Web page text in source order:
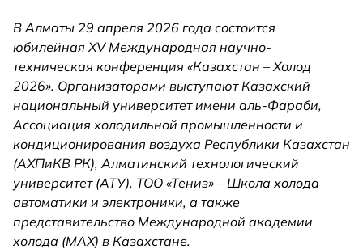
В Алматы 29 апреля 2026 года состоится
юбилейная XV Международная научно-
техническая конференция «Казахстан – Холод
2026». Организаторами выступают Казахский
национальный университет имени аль-Фараби,
Ассоциация холодильной промышленности и
кондиционирования воздуха Республики Казахстан
(АХПиКВ РК), Алматинский технологический
университет (АТУ), ТОО «Тениз» – Школа холода
автоматики и электроники, а также
представительство Международной академии
холода (МАХ) в Казахстане.